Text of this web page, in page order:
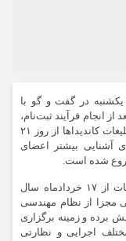
در گفت و گو با
از انجام فرآیند ثبت‌نام،
استعلام و رسیدگی به شکایات و تایید صلاحیت، تبلیغات کاندیداها از روز ۲۱
آشنایی بیشتر اعضای
شده است.
وی افزود: اعضای هیأت اجرایی و نظارت انتخابات از ۱۷ خردادماه سال
مجزا از نظام مهندسی
برده و زمینه برگزاری
اجرایی و نظارتی